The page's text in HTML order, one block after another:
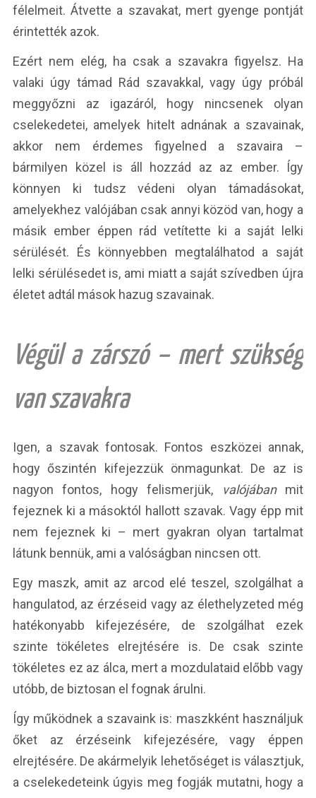
félelmeit. Átvette a szavakat, mert gyenge pontját
érintették azok.
Ezért nem elég, ha csak a szavakra figyelsz. Ha
valaki úgy támad Rád szavakkal, vagy úgy próbál
meggyőzni az igazáról, hogy nincsenek olyan
cselekedetei, amelyek hitelt adnának a szavainak,
akkor nem érdemes figyelned a szavaira –
bármilyen közel is áll hozzád az az ember. Így
könnyen ki tudsz védeni olyan támadásokat,
amelyekhez valójában csak annyi közöd van, hogy a
másik ember éppen rád vetítette ki a saját lelki
sérülését. És könnyebben megtalálhatod a saját
lelki sérülésedet is, ami miatt a saját szívedben újra
életet adtál mások hazug szavainak.
Végül a zárszó – mert szükség
van szavakra
Igen, a szavak fontosak. Fontos eszközei annak,
hogy őszintén kifejezzük önmagunkat. De az is
nagyon fontos, hogy felismerjük,
valójábanmit
fejeznek ki a másoktól hallott szavak. Vagy épp mit
nem fejeznek ki – mert gyakran olyan tartalmat
látunk bennük, ami a valóságban nincsen ott.
Egy maszk, amit az arcod elé teszel, szolgálhat a
hangulatod, az érzéseid vagy az élethelyzeted még
hatékonyabb kifejezésére, de szolgálhat ezek
szinte tökéletes elrejtésére is. De csak szinte
tökéletes ez az álca, mert a mozdulataid előbb vagy
utóbb, de biztosan el fognak árulni.
Így működnek a szavaink is: maszkként használjuk
őket az érzéseink kifejezésére, vagy éppen
elrejtésére. De akármelyik lehetőséget is választjuk,
a cselekedeteink úgyis meg fogják mutatni, hogy a